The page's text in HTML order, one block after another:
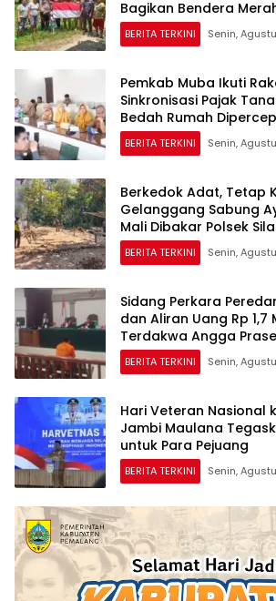
Bagikan Bendera
Betang
BERITA TERKINI Senin,
Pemkab Muba Ikuti
Sinkronisasi Pajak
Bedah Rumah
BERITA TERKINI Senin,
Berkedok Adat, Tetap
Gelanggang Sabung
Mali Dibakar Polsek
BERITA TERKINI Senin,
Sidang Perkara
dan Aliran Uang Rp 1,7
Terdakwa Angga
BERITA TERKINI Senin,
Hari Veteran Nasional
Jambi Maulana
untuk Para Pejuang
BERITA TERKINI Senin,